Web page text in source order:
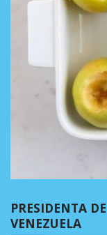
PRESIDENTA
VENEZUELA